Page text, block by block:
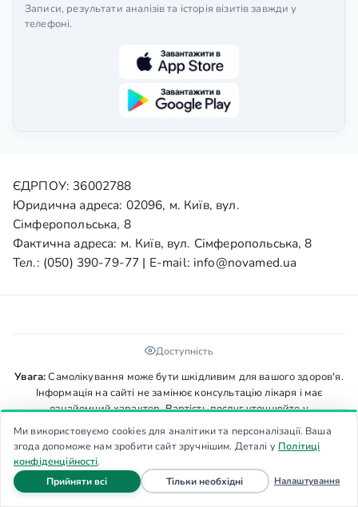
Головна Запис Дзвінок
Записи, результати аналізів та історія візитів завжди у
телефоні.
ЄДРПОУ: 36002788
Юридична адреса: 02096, м. Київ, вул.
Сімферопольська, 8
Фактична адреса: м. Київ, вул. Сімферопольська, 8
Тел.: (050) 390-79-77 | E-mail: info@novamed.ua
Доступність
Увага:Самолікування може бути шкідливим для вашого здоров'я.
Інформація на сайті не замінює консультацію лікаря і має
ознайомчий характер. Вартість послуг уточнюйте у
адміністратора, ціни не є публічною офертою.
© 2026 Всі права захищені.
Ми використовуємо cookies для аналітики та персоналізації. Ваша
згода допоможе нам зробити сайт зручнішим. Деталі у Політиці
конфіденційності.
Прийняти всіфайли cookieТільки необхідніфайли cookieНалаштування